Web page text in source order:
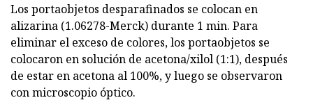
Los portaobjetos desparafinados se colocan en
alizarina (1.06278-Merck) durante 1 min. Para
eliminar el exceso de colores, los portaobjetos se
colocaron en solución de acetona/xilol (1:1), después
de estar en acetona al 100%, y luego se observaron
con microscopio óptico.